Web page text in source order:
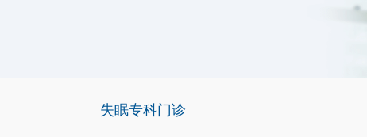
失眠专科门诊